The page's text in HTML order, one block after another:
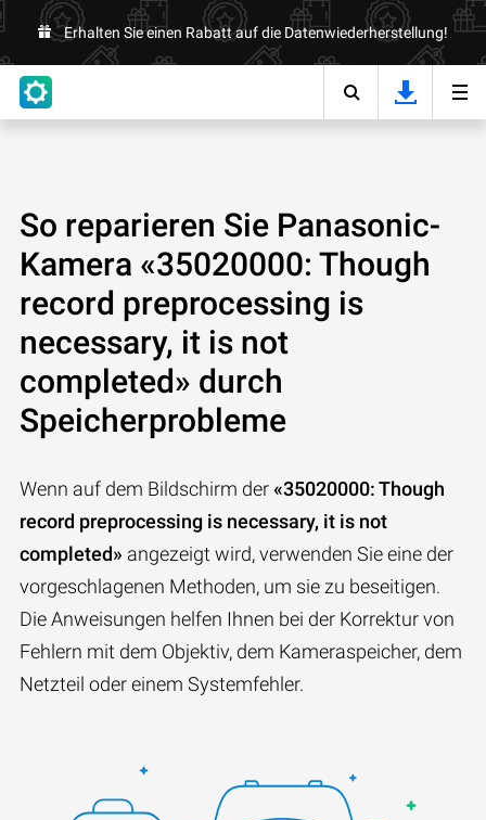
Erhalten Sie einen Rabatt auf die Datenwiederherstellung!
So reparieren Sie Panasonic-
Kamera «35020000: Though
record preprocessing is
necessary, it is not
completed» durch
Speicherprobleme
Wenn auf dem Bildschirm der«35020000: Though
record preprocessing is necessary, it is not
completed» angezeigt wird, verwenden Sie eine der
vorgeschlagenen Methoden, um sie zu beseitigen.
Die Anweisungen helfen Ihnen bei der Korrektur von
Fehlern mit dem Objektiv, dem Kameraspeicher, dem
Netzteil oder einem Systemfehler.